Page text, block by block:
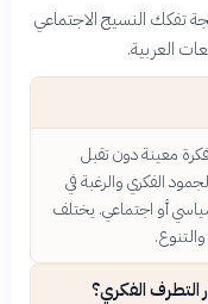
تفكك النسيج الاجتماعي
العربية.
معينة دون تقبل
الفكري والرغبة في
أو اجتماعي. يختلف
التطرف الفكري؟